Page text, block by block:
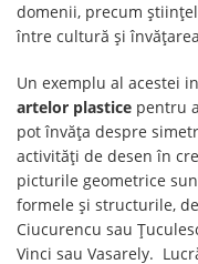
domenii, precum
între cultură și
Un exemplu al acestei
artelor plastice pentru
pot învăța despre
activități de desen în
picturile geometrice
formele și structurile,
Ciucurencu sau
Vinci sau Vasarely.